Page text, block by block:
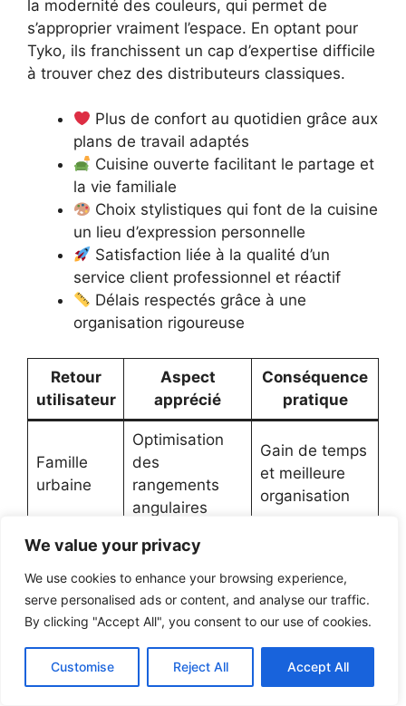
We value your privacy
We use cookies to enhance your browsing experience,
serve personalised ads or content, and analyse our traffic.
By clicking "Accept All", you consent to our use of cookies.
Customise Reject All Accept All
la modernité des couleurs, qui permet de
s’approprier vraiment l’espace. En optant pour
Tyko, ils franchissent un cap d’expertise difficile
à trouver chez des distributeurs classiques.
Plus de confort au quotidien grâce aux
plans de travail adaptés
Cuisine ouverte facilitant le partage et
la vie familiale
Choix stylistiques qui font de la cuisine
un lieu d’expression personnelle
Satisfaction liée à la qualité d’un
service client professionnel et réactif
Délais respectés grâce à une
organisation rigoureuse
Retour
utilisateur
Aspect
apprécié
Conséquence
pratique
Famille
urbaine
Optimisation
des
rangements
angulaires
Gain de temps
et meilleure
organisation
Jeune
couple
Cuisine
îlot central
multifonctions
déco
Palette de
couleurs
personnalisée
Ambiance
chaleureuse et
unique